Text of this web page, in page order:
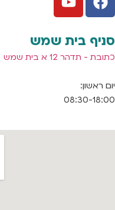
סניף בית שמש
כתובת - תדהר 12 א בית שמש
יום ראשון:
08:30-18:00